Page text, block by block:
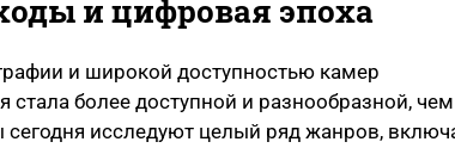
и цифровая эпоха
и широкой доступностью камер
стала более доступной и разнообразной, чем
исследуют целый ряд жанров,